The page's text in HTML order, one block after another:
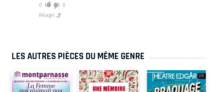
0
0
Réagir
LES AUTRES PIÈCES DU MÊME GENRE